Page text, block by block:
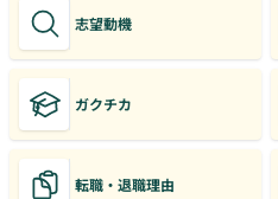
志望動機
ガクチカ
転職・退職理由